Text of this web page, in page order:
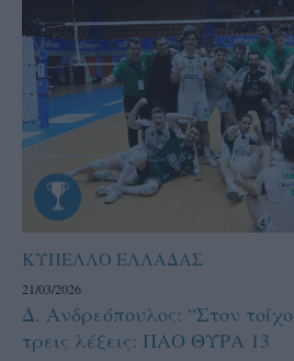
ΚΥΠΕΛΛΟ ΕΛΛΑΔΑΣ
21/03/2026
Δ. Ανδρεόπουλος: “Στον
τρεις λέξεις: ΠΑΟ ΘΥΡΑ 13